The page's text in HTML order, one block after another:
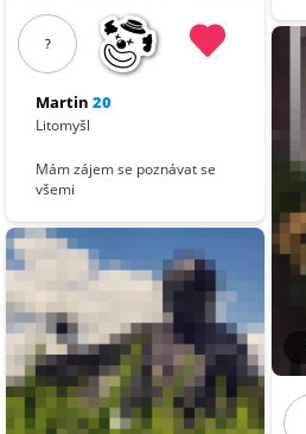
?
Martin 20
Litomyšl
Mám zájem se poznávat se
všemi